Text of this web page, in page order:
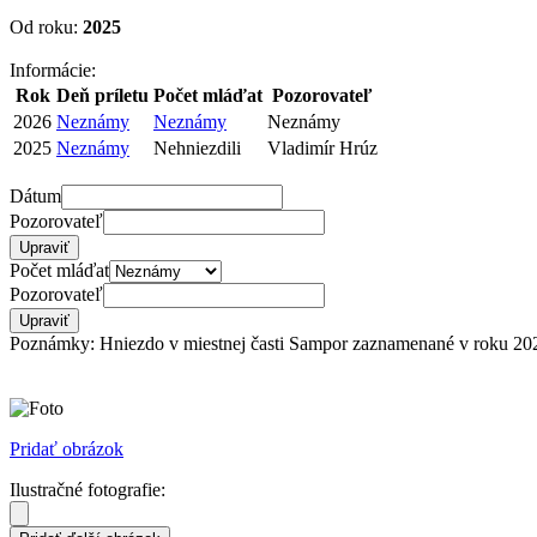
Od roku: 2025
Informácie:
Rok Deň príletu Počet mláďat Pozorovateľ
2026 Neznámy Neznámy
Neznámy
2025 Neznámy Nehniezdili Vladimír Hrúz
Dátum
Pozorovateľ
Počet mláďat
Pozorovateľ
Poznámky: Hniezdo v miestnej časti Sampor zaznamenané v roku
Pridať obrázok
Ilustračné fotografie: